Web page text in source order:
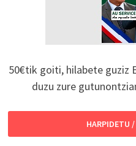
50€tik goiti, hilabete guziz
duzu zure
HARPIDETU